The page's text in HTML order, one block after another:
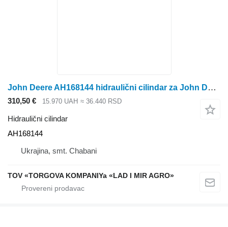
John Deere AH168144 hidraulični cilindar za John Deere kombajna za žito
310,50 € 15.970 UAH ≈ 36.440 RSD
Hidraulični cilindar
AH168144
Ukrajina, smt. Chabani
TOV «TORGOVA KOMPANIYa «LAD I MIR AGRO»